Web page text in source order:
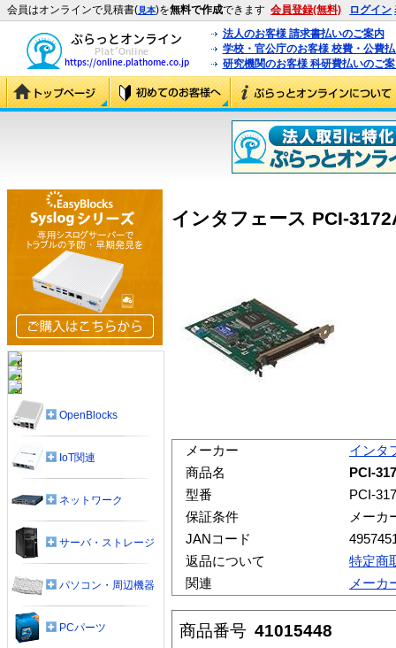
会員はオンラインで見積書(見本)を無料で作成できます 会員登録(無料) ログイン
法人のお客様 請求書払いのご案内
学校・官公庁のお客様 校費・公費
研究機関のお客様 科研費払いのご
インタフェース PCI-
メーカー
インタ
商品名
PCI-
型番
PCI-
保証条件
メーカ
JANコード
返品について
特定商
関連
メーカ
商品番号 41015448
OpenBlocks
IoT関連
ネットワーク
サーバ・ストレージ
パソコン・周辺機器
PCパーツ